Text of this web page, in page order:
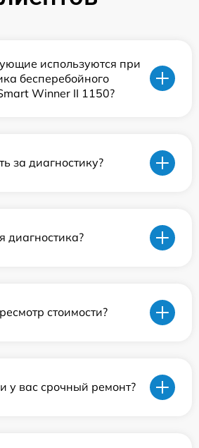
используются при
бесперебойного
Winner II 1150?
за диагностику?
диагностика?
стоимости?
у вас срочный ремонт?